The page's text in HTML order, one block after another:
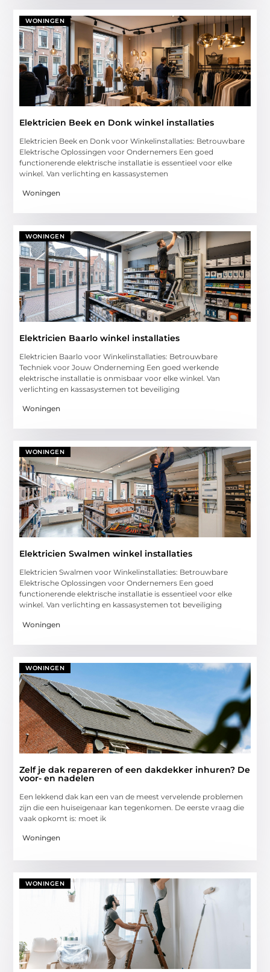
WONINGEN
Elektricien Beek en Donk winkel installaties
Elektricien Beek en Donk voor Winkelinstallaties: Betrouwbare
Elektrische Oplossingen voor Ondernemers Een goed
functionerende elektrische installatie is essentieel voor elke
winkel. Van verlichting en kassasystemen
Woningen
WONINGEN
Elektricien Baarlo winkel installaties
Elektricien Baarlo voor Winkelinstallaties: Betrouwbare
Techniek voor Jouw Onderneming Een goed werkende
elektrische installatie is onmisbaar voor elke winkel. Van
verlichting en kassasystemen tot beveiliging
Woningen
WONINGEN
Elektricien Swalmen winkel installaties
Elektricien Swalmen voor Winkelinstallaties: Betrouwbare
Elektrische Oplossingen voor Ondernemers Een goed
functionerende elektrische installatie is essentieel voor elke
winkel. Van verlichting en kassasystemen tot beveiliging
Woningen
WONINGEN
Zelf je dak repareren of een dakdekker inhuren? De
voor- en nadelen
Een lekkend dak kan een van de meest vervelende problemen
zijn die een huiseigenaar kan tegenkomen. De eerste vraag die
vaak opkomt is: moet ik
Woningen
WONINGEN